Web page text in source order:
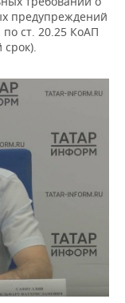
предупреждений
ст. 20.25 КоАП